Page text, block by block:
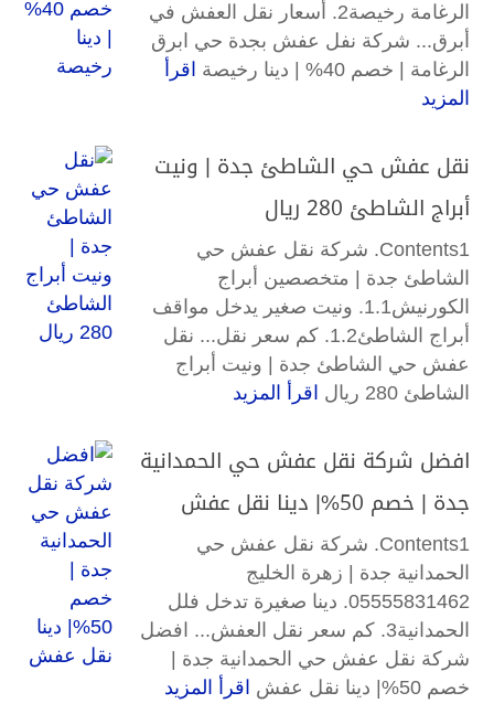
الرغامة رخيصة2. أسعار نقل العفش في
أبرق... شركة نفل عفش بجدة حي ابرق
الرغامة | خصم 40% | دينا رخيصة
اقرأ
المزيد
نقل عفش حي الشاطئ جدة | ونيت
أبراج الشاطئ 280 ريال
Contents1. شركة نقل عفش حي
الشاطئ جدة | متخصصين أبراج
الكورنيش1.1. ونيت صغير يدخل مواقف
أبراج الشاطئ1.2. كم سعر نقل... نقل
عفش حي الشاطئ جدة | ونيت أبراج
الشاطئ 280 ريال
اقرأ المزيد
افضل شركة نقل عفش حي الحمدانية
جدة | خصم 50%| دينا نقل عفش
Contents1. شركة نقل عفش حي
الحمدانية جدة | زهرة الخليج
05555831462. دينا صغيرة تدخل فلل
الحمدانية3. كم سعر نقل العفش... افضل
شركة نقل عفش حي الحمدانية جدة |
خصم 50%| دينا نقل عفش
اقرأ المزيد